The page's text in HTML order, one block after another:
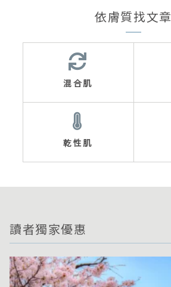
依膚質找文章
混合肌
乾性肌
讀者獨家優惠